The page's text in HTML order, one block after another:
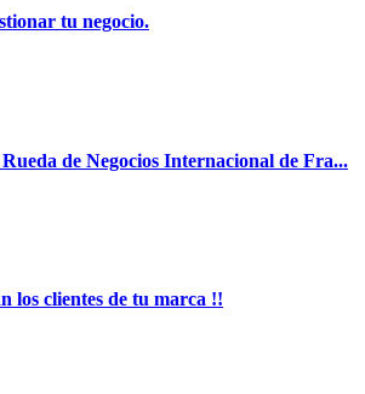
tu negocio.
de Negocios Internacional de Fra...
los clientes de tu marca !!